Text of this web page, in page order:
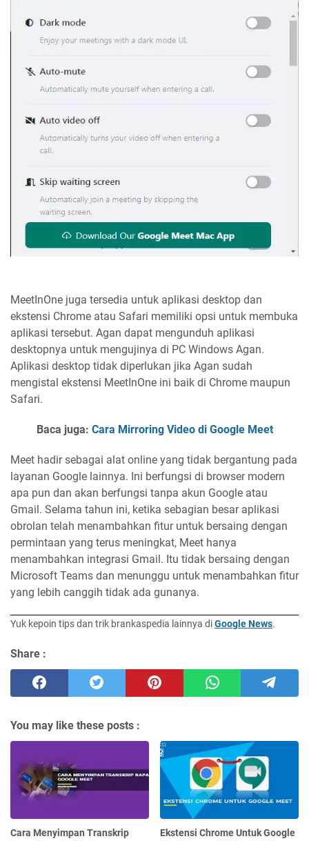
MeetInOne juga tersedia untuk aplikasi desktop dan
ekstensi Chrome atau Safari memiliki opsi untuk membuka
aplikasi tersebut. Agan dapat mengunduh aplikasi
desktopnya untuk mengujinya di PC Windows Agan.
Aplikasi desktop tidak diperlukan jika Agan sudah
mengistal ekstensi MeetInOne ini baik di Chrome maupun
Safari.
Baca juga: Cara Mirroring Video di Google Meet
Meet hadir sebagai alat online yang tidak bergantung pada
layanan Google lainnya. Ini berfungsi di browser modern
apa pun dan akan berfungsi tanpa akun Google atau
Gmail. Selama tahun ini, ketika sebagian besar aplikasi
obrolan telah menambahkan fitur untuk bersaing dengan
permintaan yang terus meningkat, Meet hanya
menambahkan integrasi Gmail. Itu tidak bersaing dengan
Microsoft Teams dan menunggu untuk menambahkan fitur
yang lebih canggih tidak ada gunanya.
Yuk kepoin tips dan trik brankaspedia lainnya diGoogle News.
Share :
You may like these posts :
Cara Menyimpan Transkrip
Ekstensi Chrome Untuk Google